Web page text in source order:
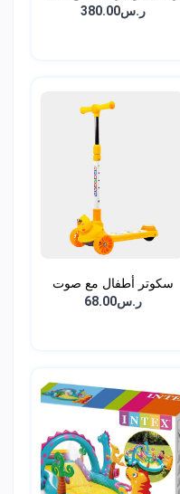
ر.س380.00
سكوتر أطفال مع صوت
وانو...ر.س68.00